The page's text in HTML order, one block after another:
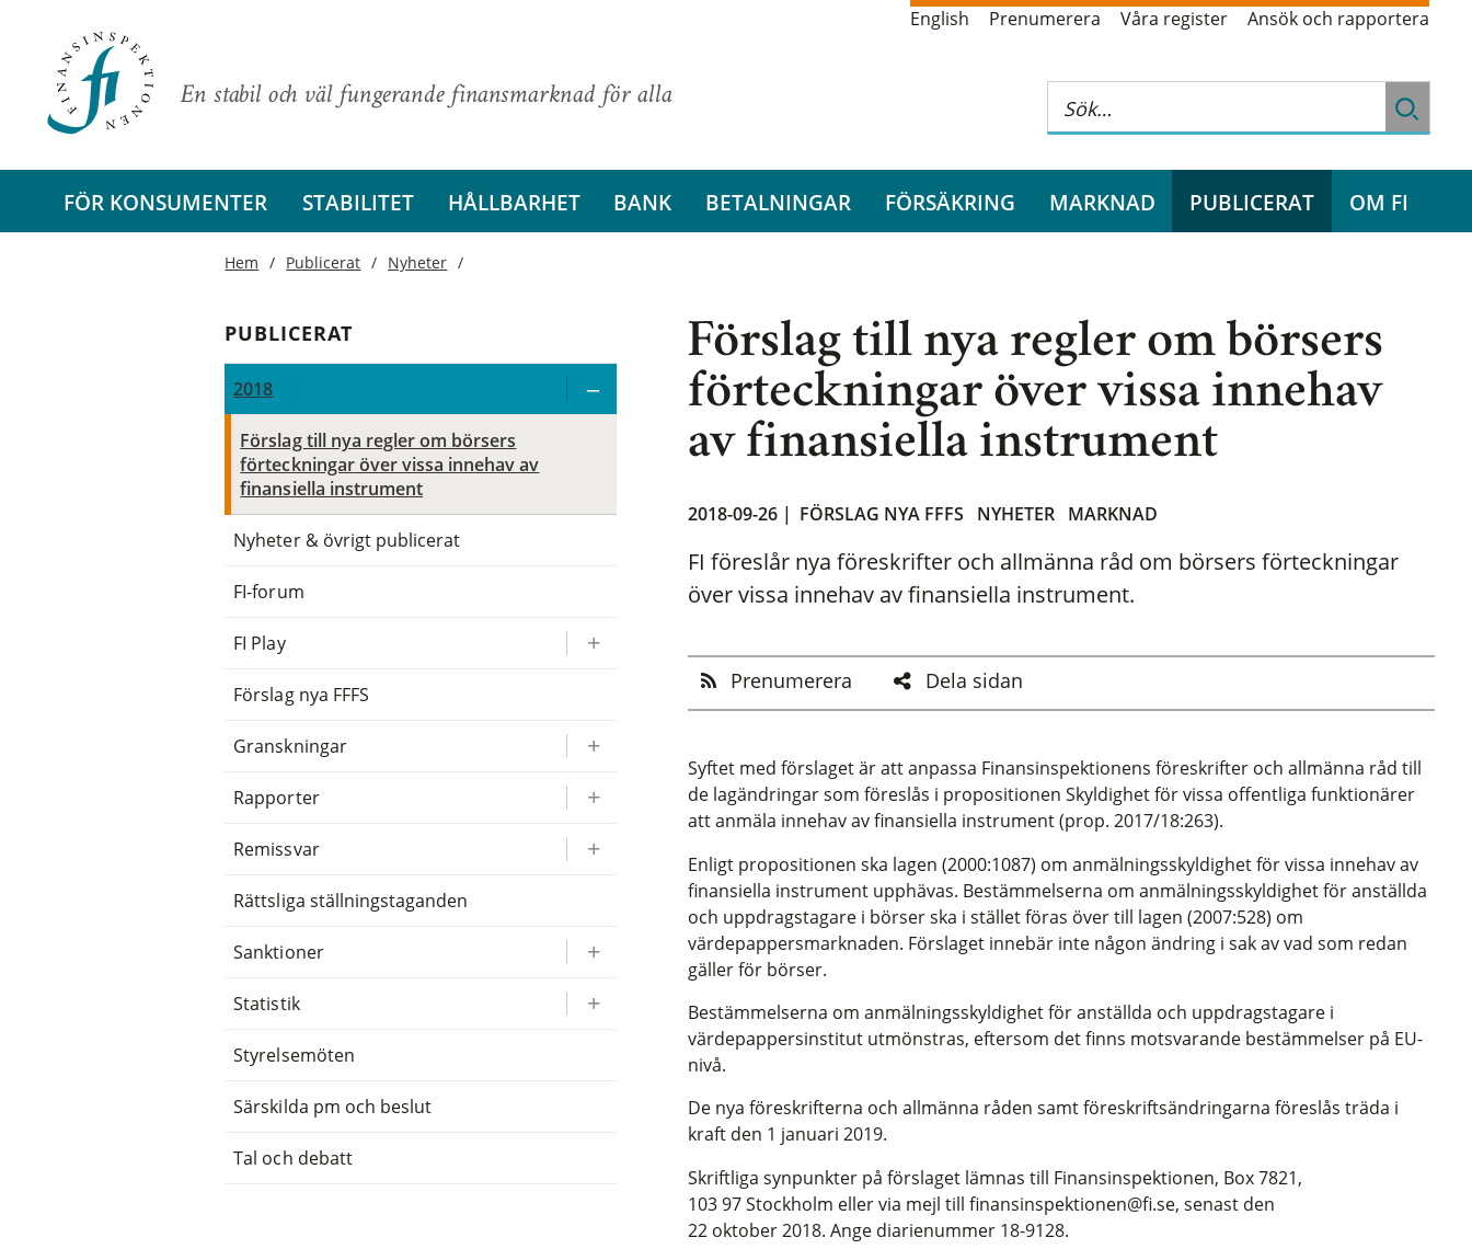
En stabil och väl fungerande finansmarknad för alla
English Prenumerera Våra register Ansök och rapportera
FÖR KONSUMENTER STABILITET HÅLLBARHET BANK BETALNINGAR FÖRSÄKRING MARKNAD PUBLICERAT OM FI
Förslag till nya regler om börsers
förteckningar över vissa innehav
av finansiella instrument
2018-09-26 | FÖRSLAG NYA FFFS NYHETER MARKNAD
FI föreslår nya föreskrifter och allmänna råd om börsers förteckningar
över vissa innehav av finansiella instrument.
Prenumerera Dela sidan
Syftet med förslaget är att anpassa Finansinspektionens föreskrifter och allmänna råd till
de lagändringar som föreslås i propositionen Skyldighet för vissa offentliga funktionärer
att anmäla innehav av finansiella instrument (prop. 2017/18:263).
Enligt propositionen ska lagen (2000:1087) om anmälningsskyldighet för vissa innehav av
finansiella instrument upphävas. Bestämmelserna om anmälningsskyldighet för anställda
och uppdragstagare i börser ska i stället föras över till lagen (2007:528) om
värdepappersmarknaden. Förslaget innebär inte någon ändring i sak av vad som redan
gäller för börser.
Bestämmelserna om anmälningsskyldighet för anställda och uppdragstagare i
värdepappersinstitut utmönstras, eftersom det finns motsvarande bestämmelser på EU-
nivå.
De nya föreskrifterna och allmänna råden samt föreskriftsändringarna föreslås träda i
kraft den 1 januari 2019.
Skriftliga synpunkter på förslaget lämnas till Finansinspektionen, Box 7821,
103 97 Stockholm eller via mejl till finansinspektionen@fi.se, senast den
22 oktober 2018. Ange diarienummer 18-9128.
Hem Publicerat Nyheter
PUBLICERAT
2018
Förslag till nya regler om börsers
förteckningar över vissa innehav av
finansiella instrument
Nyheter & övrigt publicerat
FI-forum
FI Play
Förslag nya FFFS
Granskningar
Rapporter
Remissvar
Rättsliga ställningstaganden
Sanktioner
Statistik
Styrelsemöten
Särskilda pm och beslut
Tal och debatt